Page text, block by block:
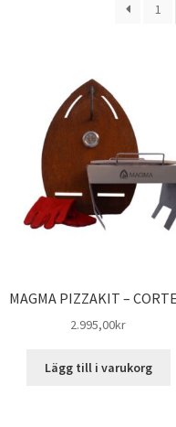
1
MAGMA PIZZAKIT –
2.995,00kr
Lägg till i varukorg